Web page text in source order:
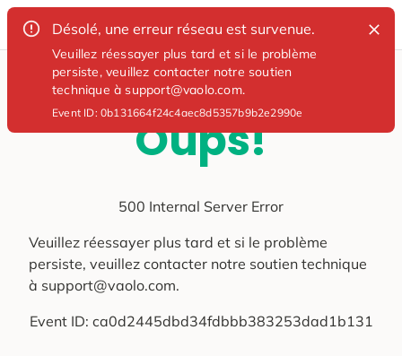
Désolé, une erreur réseau est survenue.
Veuillez réessayer plus tard et si le problème
persiste, veuillez contacter notre soutien
technique à support@vaolo.com.
Event ID:0b131664f24c4aec8d5357b9b2e2990e
Oups!
500 Internal Server Error
Veuillez réessayer plus tard et si le problème
persiste, veuillez contacter notre soutien technique
à support@vaolo.com.
Event ID: ca0d2445dbd34fdbbb383253dad1b131